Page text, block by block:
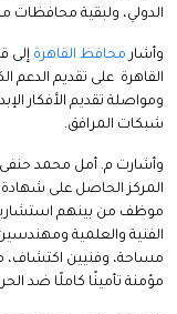
الدولي، ولبقية محافظات
وأشار محافظ القاهرة إلى
القاهرة على تقديم الدعم
ومواصلة تقديم الأفكار
شبكات المرافق.
وأشارت م. أمل محمد
الفنية والعلمية
مساحة، وفنيين اكتشاف،
مؤمنة تأمينًا كاملًا ضد